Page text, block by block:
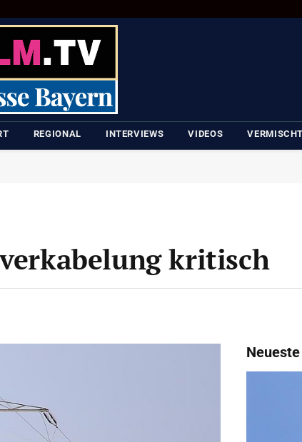
REGIONAL INTERVIEWS VIDEOS
kritisch